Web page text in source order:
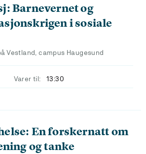
Barnevernet og
i sosiale
Vestland, campus Haugesund
Varer til: 13:30
En forskernatt om
og tanke